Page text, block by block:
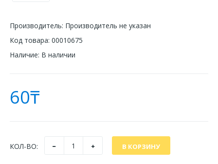
Производитель: Производитель не указан
Код товара: 00010675
Наличие: В наличии
60₸
КОЛ-ВО: